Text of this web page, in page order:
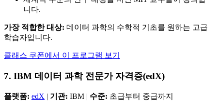
니다.
가장 적합한 대상: 데이터 과학의 수학적 기초를 원하는 고급
학습자입니다.
클래스 쿠폰에서 이 프로그램 보기
7. IBM 데이터 과학 전문가 자격증(edX)
플랫폼: edX | 기관: IBM | 수준: 초급부터 중급까지